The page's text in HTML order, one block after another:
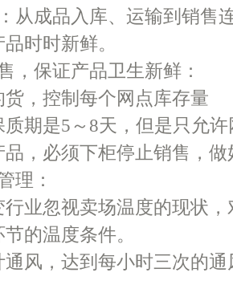
从成品入库、运输到销售
时时新鲜。
，保证产品卫生新鲜：
，控制每个网点库存量
期是5～8天，但是只允
，必须下柜停止销售，
理：
业忽视卖场温度的现状
的温度条件。
风，达到每小时三次的通